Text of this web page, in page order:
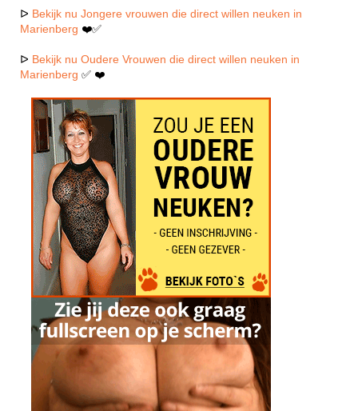
ᐅ Bekijk nu Jongere vrouwen die direct willen neuken in
Marienberg ❤️✅
ᐅ Bekijk nu Oudere Vrouwen die direct willen neuken in
Marienberg ✅ ❤️